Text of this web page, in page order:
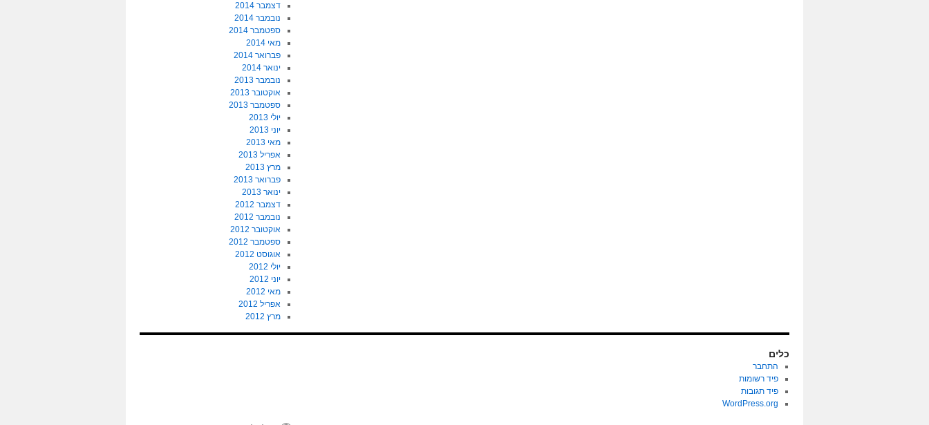
דצמבר 2014
נובמבר 2014
ספטמבר 2014
מאי 2014
פברואר 2014
ינואר 2014
נובמבר 2013
אוקטובר 2013
ספטמבר 2013
יולי 2013
יוני 2013
מאי 2013
אפריל 2013
מרץ 2013
פברואר 2013
ינואר 2013
דצמבר 2012
נובמבר 2012
אוקטובר 2012
ספטמבר 2012
אוגוסט 2012
יולי 2012
יוני 2012
מאי 2012
אפריל 2012
מרץ 2012
כלים
התחבר
פיד רשומות
פיד תגובות
WordPress.org